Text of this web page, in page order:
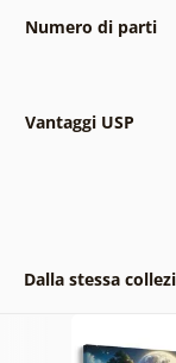
Numero di parti
Vantaggi USP
Dalla stessa